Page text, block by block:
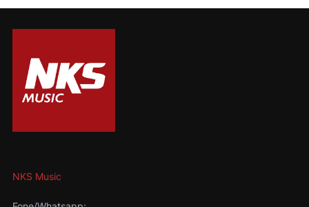
NKS Music